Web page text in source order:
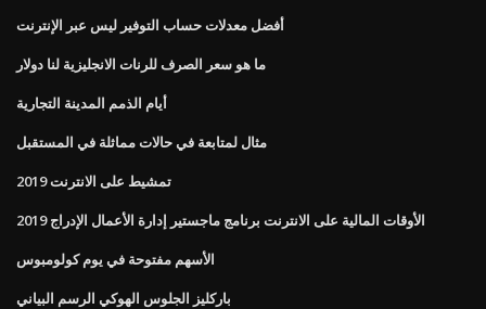
أفضل معدلات حساب التوفير ليس عبر الإنترنت
ما هو سعر الصرف للرنات الانجليزية لنا دولار
أيام الذمم المدينة التجارية
مثال لمتابعة في حالات مماثلة في المستقبل
تمشيط على الانترنت 2019
الأوقات المالية على الانترنت برنامج ماجستير إدارة الأعمال الإدراج 2019
الأسهم مفتوحة في يوم كولومبوس
باركليز الجلوس الهوكي الرسم البياني